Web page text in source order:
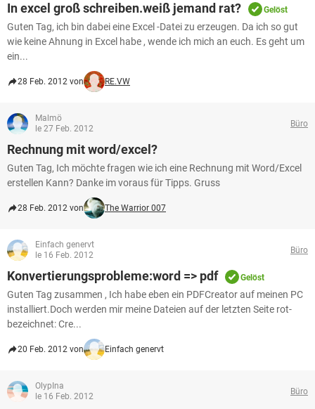
In excel groß schreiben.weiß jemand rat? Gelöst
Guten Tag, ich bin dabei eine Excel -Datei zu erzeugen. Da ich so gut
wie keine Ahnung in Excel habe , wende ich mich an euch. Es geht um
ein...
28 Feb. 2012 von RE.VW
Malmö
le 27 Feb. 2012
Büro
Rechnung mit word/excel?
Guten Tag, Ich möchte fragen wie ich eine Rechnung mit Word/Excel
erstellen Kann? Danke im voraus für Tipps. Gruss
28 Feb. 2012 von The Warrior 007
Einfach genervt
le 16 Feb. 2012
Büro
Konvertierungsprobleme:word => pdf Gelöst
Guten Tag zusammen , Ich habe eben ein PDFCreator auf meinen PC
installiert.Doch werden mir meine Dateien auf der letzten Seite rot-
bezeichnet: Cre...
20 Feb. 2012 von Einfach genervt
OlypIna
le 16 Feb. 2012
Büro